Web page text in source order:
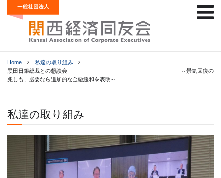
Home
私達の取り組み
黒田日銀総裁との懇談会 ～景気回復の
兆しも、必要なら追加的な金融緩和を表明～
私達の取り組み